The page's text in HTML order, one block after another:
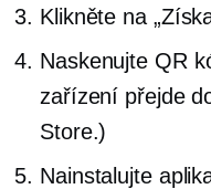
Klikněte na
Naskenujte QR
zařízení přejde
Store.)
Nainstalujte